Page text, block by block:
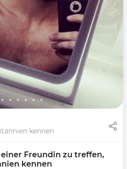
kennen
Freundin zu treffen,
kennen